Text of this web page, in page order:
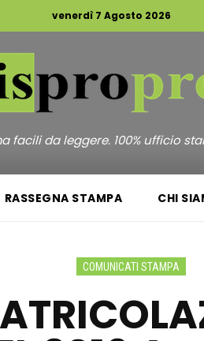
venerdì 7 Agosto 2026
facili da leggere. 100% ufficio
RASSEGNA STAMPA CHI
COMUNICATI STAMPA